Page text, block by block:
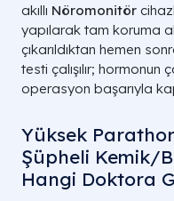
akıllı Nöromonitör
yapılarak tam koruma
çıkarıldıktan hemen
testi çalışılır; hormonun
operasyon başarıyla
Yüksek
Şüpheli Kemik/
Hangi Doktora